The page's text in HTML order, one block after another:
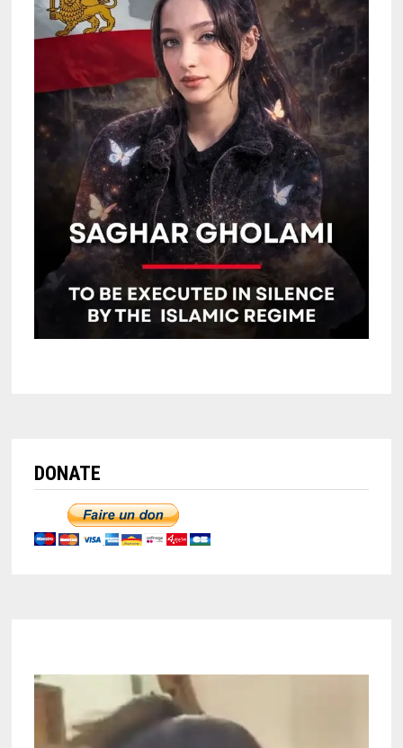
DONATE